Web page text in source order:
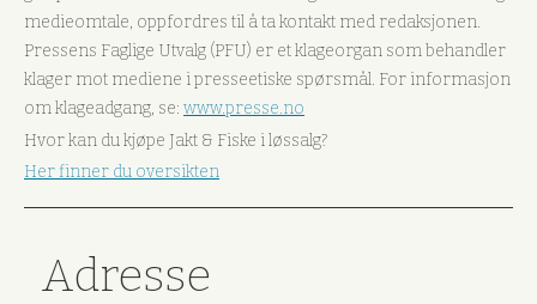
medieomtale, oppfordres til å ta kontakt med redaksjonen.
Pressens Faglige Utvalg (PFU) er et klageorgan som behandler
klager mot mediene i presseetiske spørsmål. For informasjon
om klageadgang, se: www.presse.no
Hvor kan du kjøpe Jakt & Fiske i løssalg?
Her finner du oversikten
Adresse